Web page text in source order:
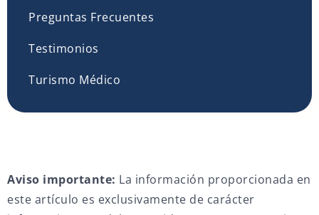
Preguntas Frecuentes
Testimonios
Turismo Médico
Aviso importante: La información proporcionada en
este artículo es exclusivamente de carácter